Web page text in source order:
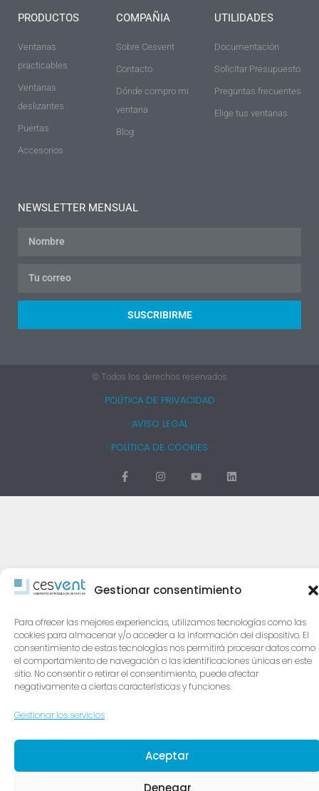
Gestionar consentimiento
Para ofrecer las mejores experiencias, utilizamos tecnologías como las
cookies para almacenar y/o acceder a la información del dispositivo. El
consentimiento de estas tecnologías nos permitirá procesar datos como
el comportamiento de navegación o las identificaciones únicas en este
sitio. No consentir o retirar el consentimiento, puede afectar
negativamente a ciertas características y funciones.
Gestionar los servicios
Aceptar
Denegar
PRODUCTOS
Ventanas
practicables
Ventanas
deslizantes
Puertas
Accesorios
COMPAÑIA
Sobre Cesvent
Contacto
Dónde compro mi
ventana
Blog
UTILIDADES
Documentación
Solicitar Presupuesto
Preguntas frecuentes
Elige tus ventanas
NEWSLETTER MENSUAL
SUSCRIBIRME
© Todos los derechos reservados
· POLÍTICA DE PRIVACIDAD ·
· AVISO LEGAL ·
· POLÍTICA DE COOKIES ·